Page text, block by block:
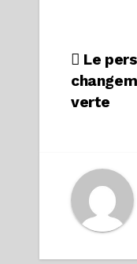
de
Le
verte